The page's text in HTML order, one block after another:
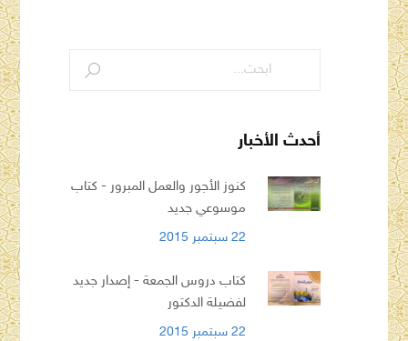
أحدث الأخبار
كنوز الأجور والعمل المبرور - كتاب
موسوعي جديد
22 سبتمبر 2015
كتاب دروس الجمعة - إصدار جديد
لفضيلة الدكتور
22 سبتمبر 2015